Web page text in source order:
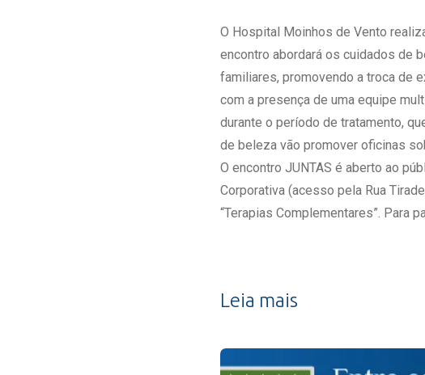
Estrutura de Gestão
Exames - Portal Médico
Farmácia
Fisioterapia
O Hospital Moinhos de Vento
encontro abordará os cuidados de
familiares, promovendo a troca de
com a presença de uma equipe
durante o período de tratamento,
de beleza vão promover oficinas
O encontro JUNTAS é aberto ao
Corporativa (acesso pela Rua
“Terapias Complementares”. Para
Leia mais